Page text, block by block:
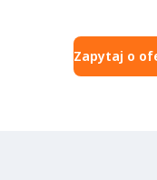
Zapytaj o